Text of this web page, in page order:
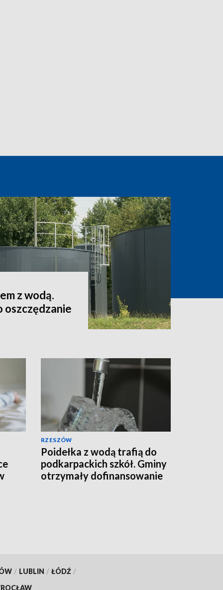
z wodą.
oszczędzanie
RZESZÓW
Poidełka z wodą trafią do
podkarpackich szkół. Gminy
otrzymały dofinansowanie
/ LUBLIN / ŁÓDŹ /